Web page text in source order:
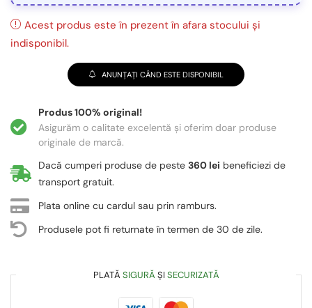
Acest produs este în prezent în afara stocului și
indisponibil.
ANUNȚAȚI CÂND ESTE DISPONIBIL
Produs 100% original!
Asigurăm o calitate excelentă și oferim doar produse
originale de marcă.
Dacă cumperi produse de peste 360 lei beneficiezi de
transport gratuit.
Plata online cu cardul sau prin ramburs.
Produsele pot fi returnate în termen de 30 de zile.
PLATĂ SIGURĂ ȘI SECURIZATĂ